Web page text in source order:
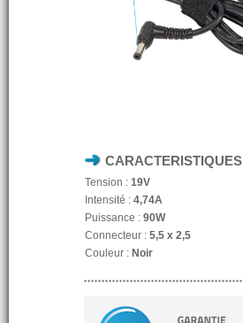
CARACTERISTIQUES
Tension : 19V
Intensité : 4,74A
Puissance : 90W
Connecteur : 5,5 x 2,5
Couleur : Noir